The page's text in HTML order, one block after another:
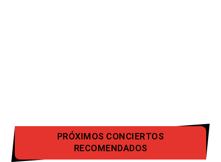
PRÓXIMOS CONCIERTOS
RECOMENDADOS